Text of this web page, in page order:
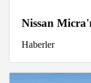
Nissan
Haberler